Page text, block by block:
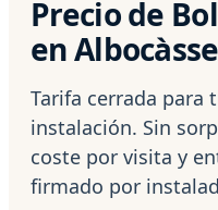
Precio de
en
Tarifa cerrada para
instalación. Sin
coste por visita y
firmado por